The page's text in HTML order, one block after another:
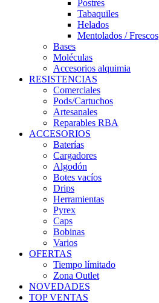
Postres
Tabaquiles
Helados
Mentolados / Frescos
Bases
Moléculas
Accesorios alquimia
RESISTENCIAS
Comerciales
Pods/Cartuchos
Artesanales
Reparables RBA
ACCESORIOS
Baterías
Cargadores
Algodón
Botes vacíos
Drips
Herramientas
Pyrex
Caps
Bobinas
Varios
OFERTAS
Tiempo límitado
Zona Outlet
NOVEDADES
TOP VENTAS